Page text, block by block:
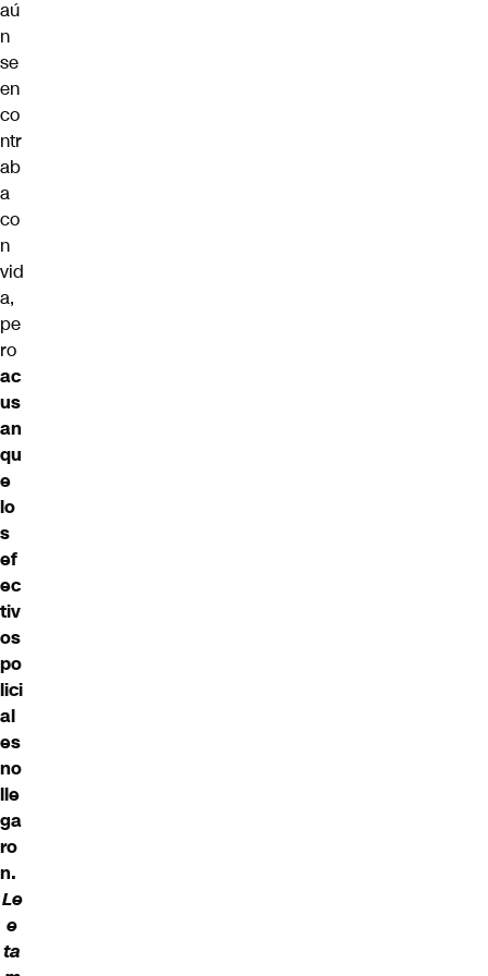
aú
n
se
en
co
ntr
ab
a
co
n
vid
a,
pe
ro
ac
us
an
qu
e
lo
s
ef
ec
tiv
os
po
lici
al
es
no
lle
ga
ro
n.
Le
e
ta